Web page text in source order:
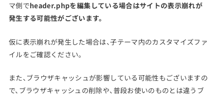
マ側でheader.phpを編集している場合はサイトの表示崩れが
発生する可能性がございます。
仮に表示崩れが発生した場合は、子テーマ内のカスタマイズファ
イルをご確認ください。
また、ブラウザキャッシュが影響している可能性もございますの
で、ブラウザキャッシュの削除や、普段お使いのものとは違うブ